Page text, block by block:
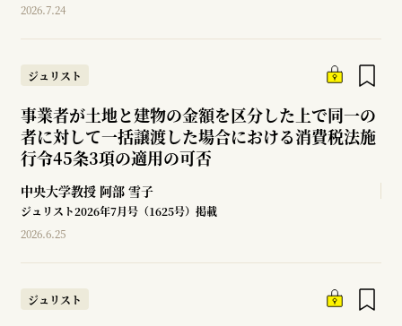
2026.7.24
ジュリスト
事業者が土地と建物の金額を区分した上で同一の
者に対して一括譲渡した場合における消費税法施
行令45条3項の適用の可否
中央大学教授 阿部 雪子
ジュリスト2026年7月号（1625号）掲載
2026.6.25
ジュリスト